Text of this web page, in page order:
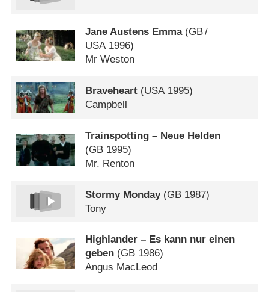
Jane Austens Emma(GB/
USA1996)
Mr Weston
Braveheart (USA1995)
Campbell
Trainspotting – Neue Helden
(GB 1995)
Mr. Renton
Stormy Monday(GB 1987)
Tony
Highlander – Es kann nur einen
geben (GB 1986)
Angus MacLeod